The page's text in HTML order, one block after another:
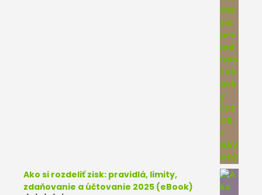
Ako si rozdeliť zisk: pravidlá, limity,
zdaňovanie a účtovanie 2025 (eBook)